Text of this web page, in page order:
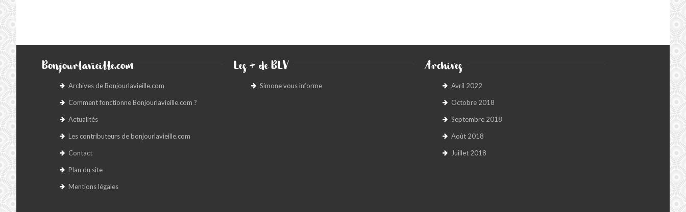
Bonjourlavieille.com
Archives de Bonjourlavieille.com
Comment fonctionne Bonjourlavieille.com ?
Actualités
Les contributeurs de bonjourlavieille.com
Contact
Plan du site
Mentions légales
Les + de BLV
Simone vous informe
Archives
Avril 2022
Octobre 2018
Septembre 2018
Août 2018
Juillet 2018